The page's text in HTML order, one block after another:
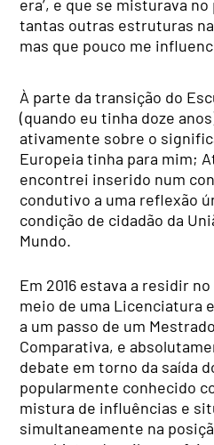
era’, e que se misturava
tantas outras estruturas
mas que pouco me
À parte da transição do
(quando eu tinha doze
ativamente sobre o
Europeia tinha para mim;
encontrei inserido num
condutivo a uma reflexão
condição de cidadão da
Mundo.
Em 2016 estava a residir
meio de uma Licenciatura
a um passo de um
Comparativa, e
debate em torno da saída
popularmente conhecido
mistura de influências e
simultaneamente na